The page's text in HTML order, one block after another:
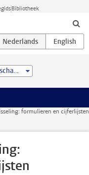
Bibliotheek
Film- en literatuurwetenschap (BA)
formulieren en cijferlijsten